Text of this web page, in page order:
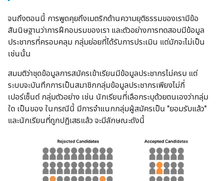
จนถึงตอนนี้ การพูดคุยถึงเมตริกด้านความยุติธรรมของเรามีข้อ
สันนิษฐานว่าการฝึกอบรมของเรา และตัวอย่างการทดสอบมีข้อมูล
ประชากรที่ครอบคลุม กลุ่มย่อยที่ได้รับการประเมิน แต่มักจะไม่เป็น
เช่นนั้น
สมมติว่าชุดข้อมูลการสมัครเข้าเรียนมีข้อมูลประชากรไม่ครบ แต่
ระบบจะบันทึกการเป็นสมาชิกกลุ่มข้อมูลประชากรเพียงไม่กี่
เปอร์เซ็นต์ กลุ่มตัวอย่าง เช่น นักเรียนที่เลือกระบุด้วยตนเองว่ากลุ่ม
ใด เป็นของ ในกรณีนี้ มีการจำแนกกลุ่มผู้สมัครเป็น "ยอมรับแล้ว"
และนักเรียนที่ถูกปฏิเสธแล้ว จะมีลักษณะดังนี้